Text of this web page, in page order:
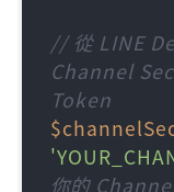
// 從 LINE
Channel
Token
你的